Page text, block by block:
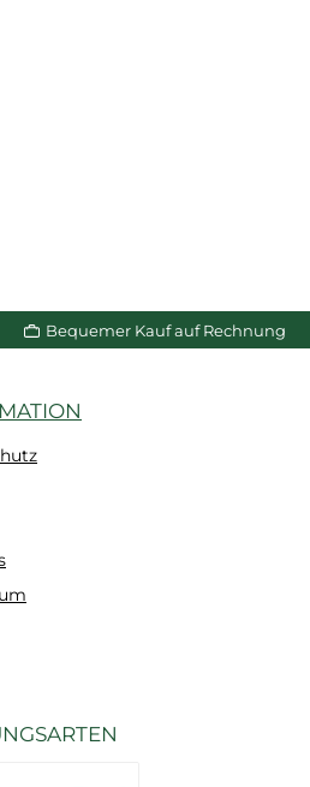
Bequemer Kauf auf Rechnung